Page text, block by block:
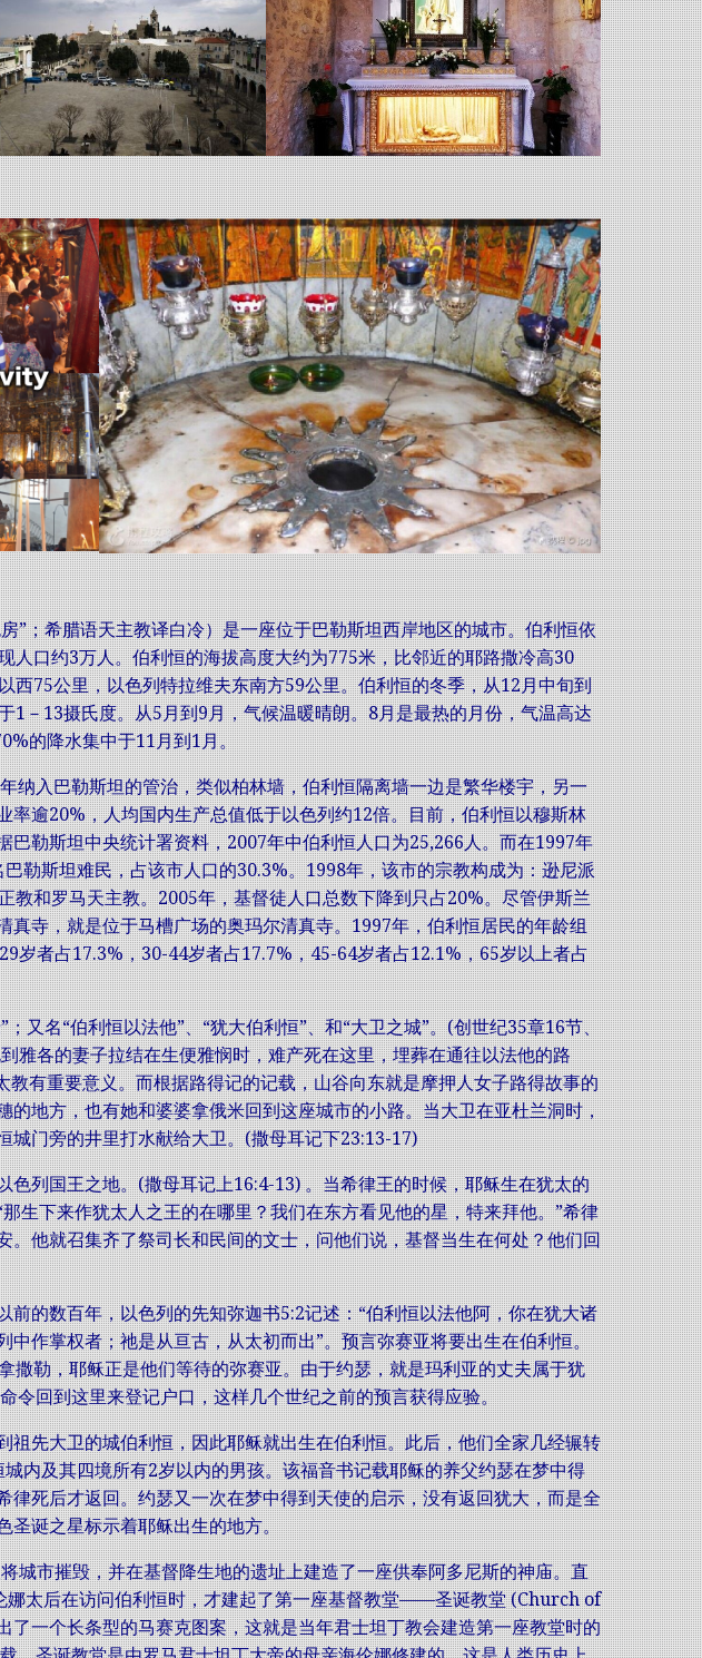
”；希腊语天主教译白冷）是一座位于巴勒斯坦西岸地区的城市。伯利恒依
人口约3万人。伯利恒的海拔高度大约为775米，比邻近的耶路撒冷高30
西75公里，以色列特拉维夫东南方59公里。伯利恒的冬季，从12月中旬到
1－13摄氏度。从5月到9月，气候温暖晴朗。8月是最热的月份，气温高达
的降水集中于11月到1月。
入巴勒斯坦的管治，类似柏林墙，伯利恒隔离墙一边是繁华楼宇，另一
率逾20%，人均国内生产总值低于以色列约12倍。目前，伯利恒以穆斯林
巴勒斯坦中央统计署资料，2007年中伯利恒人口为25,266人。而在1997年
勒斯坦难民，占该市人口的30.3%。1998年，该市的宗教构成为：逊尼派
教和罗马天主教。2005年，基督徒人口总数下降到只占20%。尽管伊斯兰
寺，就是位于马槽广场的奥玛尔清真寺。1997年，伯利恒居民的年龄组
岁者占17.3%，30-44岁者占17.7%，45-64岁者占12.1%，65岁以上者占
又名“伯利恒以法他”、“犹大伯利恒”、和“大卫之城”。(创世纪35章16节、
雅各的妻子拉结在生便雅悯时，难产死在这里，埋葬在通往以法他的路
有重要意义。而根据路得记的记载，山谷向东就是摩押人女子路得故事的
的地方，也有她和婆婆拿俄米回到这座城市的小路。当大卫在亚杜兰洞时，
城门旁的井里打水献给大卫。(撒母耳记下23:13-17)
列国王之地。(撒母耳记上16:4-13) 。当希律王的时候，耶稣生在犹太的
生下来作犹太人之王的在哪里？我们在东方看见他的星，特来拜他。”希律
。他就召集齐了祭司长和民间的文士，问他们说，基督当生在何处？他们回
的数百年，以色列的先知弥迦书5:2记述：“伯利恒以法他阿，你在犹大诸
作掌权者；祂是从亘古，从太初而出”。预言弥赛亚将要出生在伯利恒。
撒勒，耶稣正是他们等待的弥赛亚。由于约瑟，就是玛利亚的丈夫属于犹
令回到这里来登记户口，这样几个世纪之前的预言获得应验。
祖先大卫的城伯利恒，因此耶稣就出生在伯利恒。此后，他们全家几经辗转
内及其四境所有2岁以内的男孩。该福音书记载耶稣的养父约瑟在梦中得
死后才返回。约瑟又一次在梦中得到天使的启示，没有返回犹大，而是全
圣诞之星标示着耶稣出生的地方。
城市摧毁，并在基督降生地的遗址上建造了一座供奉阿多尼斯的神庙。直
娜太后在访问伯利恒时，才建起了第一座基督教堂——圣诞教堂 (Church of
一个长条型的马赛克图案，这就是当年君士坦丁教会建造第一座教堂时的